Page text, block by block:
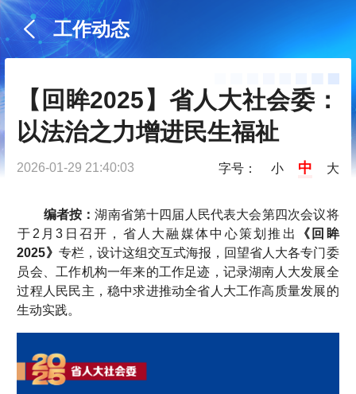
工作动态
【回眸2025】省人大社会委：
以法治之力增进民生福祉
2026-01-29 21:40:03 字号： 小 中 大
编者按：湖南省第十四届人民代表大会第四次会议将
于2月3日召开，省人大融媒体中心策划推出
《回眸
2025》 专栏，设计这组交互式海报，回望省人大各专门委
员会、工作机构一年来的工作足迹，记录湖南人大发展全
过程人民民主，稳中求进推动全省人大工作高质量发展的
生动实践。​